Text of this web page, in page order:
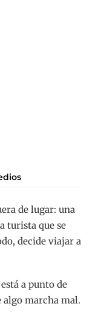
de lugar: una
turista que se
decide viajar a
a punto de
algo marcha mal.